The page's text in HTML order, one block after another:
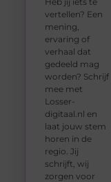
vertellen? Een
mening,
ervaring of
verhaal dat
gedeeld mag
worden? Schrijf
mee met
Losser-
digitaal.nl en
laat jouw stem
horen in de
regio. Jij
schrijft, wij
zorgen voor